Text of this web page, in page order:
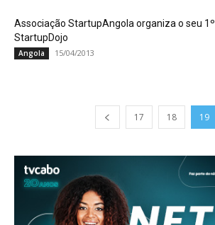
Associação StartupAngola organiza o seu 1º
StartupDojo
Angola 15/04/2013
17 18 19